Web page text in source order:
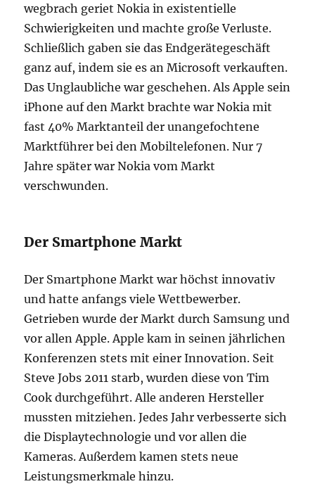
wegbrach geriet Nokia in existentielle
Schwierigkeiten und machte große Verluste.
Schließlich gaben sie das Endgerätegeschäft
ganz auf, indem sie es an Microsoft verkauften.
Das Unglaubliche war geschehen. Als Apple sein
iPhone auf den Markt brachte war Nokia mit
fast 40% Marktanteil der unangefochtene
Marktführer bei den Mobiltelefonen. Nur 7
Jahre später war Nokia vom Markt
verschwunden.
Der Smartphone Markt
Der Smartphone Markt war höchst innovativ
und hatte anfangs viele Wettbewerber.
Getrieben wurde der Markt durch Samsung und
vor allen Apple. Apple kam in seinen jährlichen
Konferenzen stets mit einer Innovation. Seit
Steve Jobs 2011 starb, wurden diese von Tim
Cook durchgeführt. Alle anderen Hersteller
mussten mitziehen. Jedes Jahr verbesserte sich
die Displaytechnologie und vor allen die
Kameras. Außerdem kamen stets neue
Leistungsmerkmale hinzu.